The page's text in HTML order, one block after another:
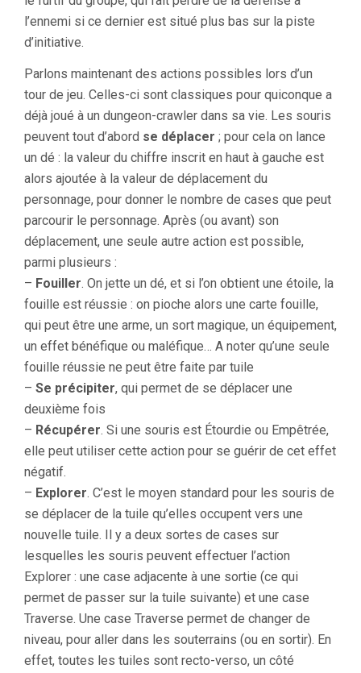
l’ennemi si ce dernier est situé plus bas sur la piste
d’initiative.
Parlons maintenant des actions possibles lors d’un
tour de jeu. Celles-ci sont classiques pour quiconque a
déjà joué à un dungeon-crawler dans sa vie. Les souris
peuvent tout d’abord se déplacer ; pour cela on lance
un dé : la valeur du chiffre inscrit en haut à gauche est
alors ajoutée à la valeur de déplacement du
personnage, pour donner le nombre de cases que peut
parcourir le personnage. Après (ou avant) son
déplacement, une seule autre action est possible,
parmi plusieurs :
– Fouiller. On jette un dé, et si l’on obtient une étoile, la
fouille est réussie : on pioche alors une carte fouille,
qui peut être une arme, un sort magique, un équipement,
un effet bénéfique ou maléfique… A noter qu’une seule
fouille réussie ne peut être faite par tuile
– Se précipiter, qui permet de se déplacer une
deuxième fois
– Récupérer. Si une souris est Étourdie ou Empêtrée,
elle peut utiliser cette action pour se guérir de cet effet
négatif.
– Explorer. C’est le moyen standard pour les souris de
se déplacer de la tuile qu’elles occupent vers une
nouvelle tuile. Il y a deux sortes de cases sur
lesquelles les souris peuvent effectuer l’action
Explorer : une case adjacente à une sortie (ce qui
permet de passer sur la tuile suivante) et une case
Traverse. Une case Traverse permet de changer de
niveau, pour aller dans les souterrains (ou en sortir). En
effet, toutes les tuiles sont recto-verso, un côté